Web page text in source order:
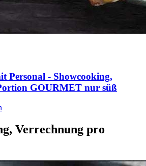
Personal - Showcooking,
GOURMET nur süß
Verrechnung pro